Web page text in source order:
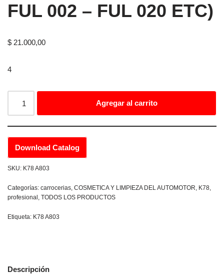
FUL 002 – FUL 020 ETC)
$ 21.000,00
4
Agregar al carrito
Download Catalog
SKU: K78 A803
Categorías: carrocerias, COSMETICA Y LIMPIEZA DEL AUTOMOTOR, K78,
profesional , TODOS LOS PRODUCTOS
Etiqueta: K78 A803
Descripción